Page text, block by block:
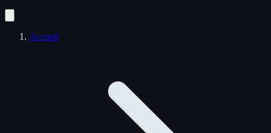
Accueil